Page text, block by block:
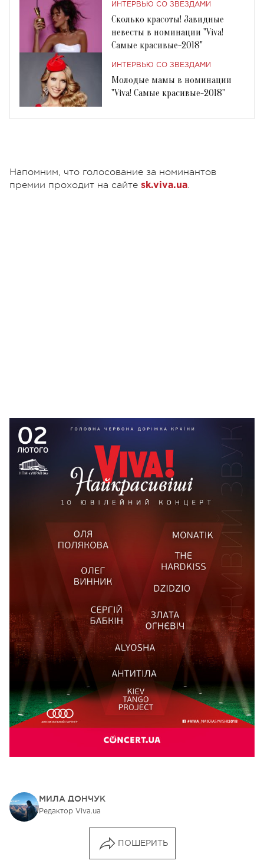
ИНТЕРВЬЮ СО ЗВЕЗДАМИ
Сколько красоты! Завидные
невесты в номинации "Viva!
Самые красивые-2018"
ИНТЕРВЬЮ СО ЗВЕЗДАМИ
Молодые мамы в номинации
"Viva! Самые красивые-2018"
Напомним, что голосование за номинантов
премии проходит на сайте sk.viva.ua.
МИЛА ДОНЧУК
Редактор Viva.ua
ПОШЕРИТЬ